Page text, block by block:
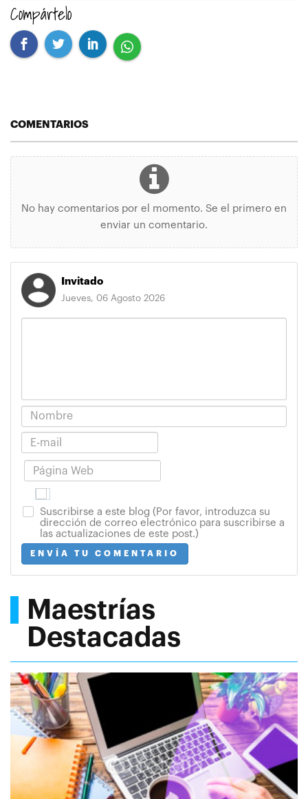
Compártelo
COMENTARIOS
No hay comentarios por el momento. Se el primero en
enviar un comentario.
Invitado
Jueves, 06 Agosto 2026
Suscribirse a este blog (Por favor, introduzca su
dirección de correo electrónico para suscribirse a
las actualizaciones de este post.)
ENVÍA TU COMENTARIO
Maestrías
Destacadas